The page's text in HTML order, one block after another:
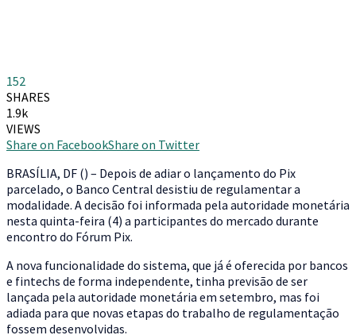
152
SHARES
1.9k
VIEWS
Share on FacebookShare on Twitter
BRASÍLIA, DF () – Depois de adiar o lançamento do Pix
parcelado, o Banco Central desistiu de regulamentar a
modalidade. A decisão foi informada pela autoridade monetária
nesta quinta-feira (4) a participantes do mercado durante
encontro do Fórum Pix.
A nova funcionalidade do sistema, que já é oferecida por bancos
e fintechs de forma independente, tinha previsão de ser
lançada pela autoridade monetária em setembro, mas foi
adiada para que novas etapas do trabalho de regulamentação
fossem desenvolvidas.